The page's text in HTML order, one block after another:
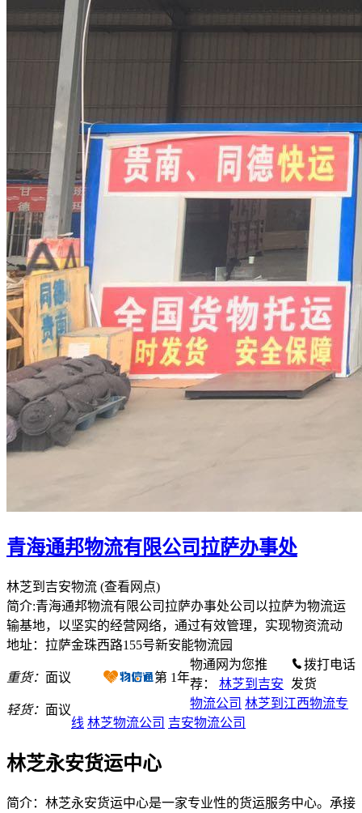
青海通邦物流有限公司拉萨办事处
林芝到吉安物流 (查看网点)
简介:青海通邦物流有限公司拉萨办事处公司以拉萨为物流运
输基地，以坚实的经营网络，通过有效管理，实现物资流动
地址：拉萨金珠西路155号新安能物流园
重货： 面议
轻货： 面议
第 1年
拨打电话
发货
林芝永安货运中心
简介：林芝永安货运中心是一家专业性的货运服务中心。承接
物通网为您推
荐：
林芝到吉安
物流公司 林芝到江西物流专
线 林芝物流公司 吉安物流公司